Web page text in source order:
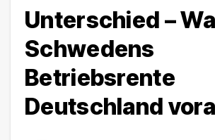
Unterschied –
Schwedens
Betriebsrente
Deutschland